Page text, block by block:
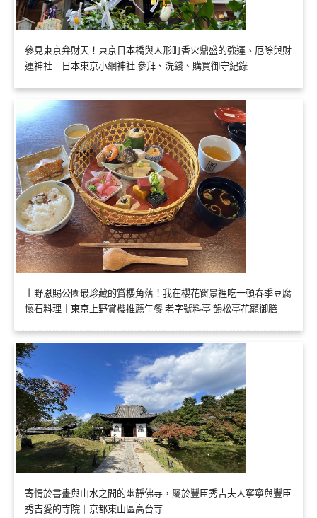
參見東京弁財天！東京日本橋與人形町香火鼎盛的強運、厄除與財
運神社｜日本東京小網神社 參拜、洗錢、購買御守紀錄
上野恩賜公園最珍藏的賞櫻角落！我在櫻花窗景裡吃一頓春季豆腐
懷石料理｜東京上野賞櫻推薦午餐 老字號料亭 韻松亭花籠御膳
寄情於書畫與山水之間的幽靜佛寺，屬於豐臣秀吉夫人寧寧與豐臣
秀吉愛的寺院｜京都東山區高台寺